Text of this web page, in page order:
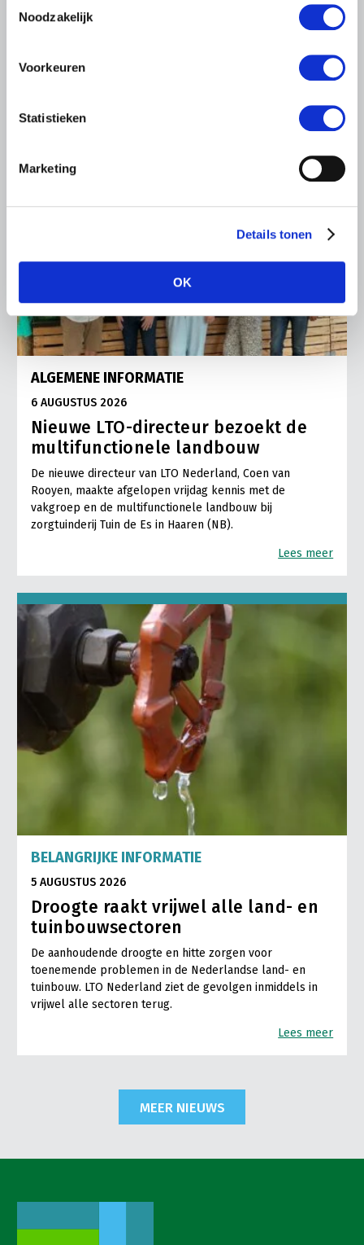
Noodzakelijk
Voorkeuren
Statistieken
Marketing
Details tonen
OK
Maarten Goudzwaard (JA21) en beleidsmedewerker
Ronald Oenema op het melkveebedrijf van Jolmer de
Lees meer
ALGEMENE INFORMATIE
6 AUGUSTUS 2026
Nieuwe LTO-directeur bezoekt de
multifunctionele landbouw
De nieuwe directeur van LTO Nederland, Coen van
Rooyen, maakte afgelopen vrijdag kennis met de
vakgroep en de multifunctionele landbouw bij
zorgtuinderij Tuin de Es in Haaren (NB).
Lees meer
BELANGRIJKE INFORMATIE
5 AUGUSTUS 2026
Droogte raakt vrijwel alle land- en
tuinbouwsectoren
De aanhoudende droogte en hitte zorgen voor
toenemende problemen in de Nederlandse land- en
tuinbouw. LTO Nederland ziet de gevolgen inmiddels in
vrijwel alle sectoren terug.
Lees meer
MEER NIEUWS